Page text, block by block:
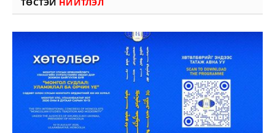
ТӨСТЭЙ НИЙТЛЭЛ